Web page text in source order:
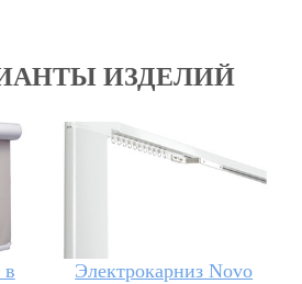
ИЗДЕЛИЙ
в
Электрокарниз Novo